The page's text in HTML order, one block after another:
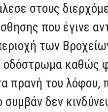
στους
που έγινε
των
οδόστρωμα καθώς
πρανή του λόφου,
δεν